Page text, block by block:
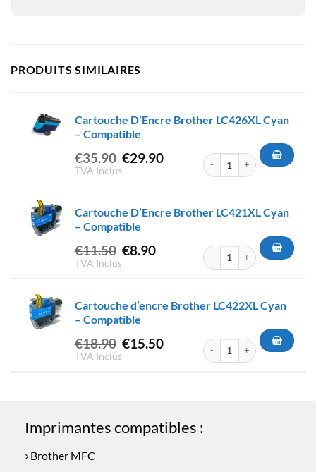
PRODUITS SIMILAIRES
Cartouche D’Encre Brother LC426XL Cyan
– Compatible
€35.90 Le
€35.90.
€29.90Le
€29.90.
TVA Inclus
quantité de Cartouche
Cartouche D’Encre Brother LC421XL Cyan
– Compatible
€11.50 Le
€11.50.
€8.90Le
€8.90.
TVA Inclus
quantité de Cartouche
Cartouche d’encre Brother LC422XL Cyan
– Compatible
€18.90 Le
€15.50Le
TVA Inclus
quantité de Cartouche
Imprimantes compatibles :
Brother MFC